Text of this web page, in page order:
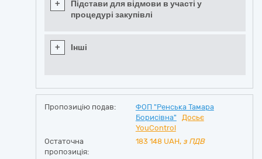
+
Підстави для відмови в участі у
процедурі закупівлі
+ Інші
Пропозицію подав:
ФОП "Ренська Тамара
Борисівна"
Досьє
YouControl
Остаточна
пропозиція:
183 148 UAH, з ПДВ